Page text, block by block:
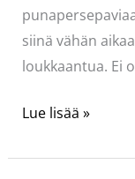
siinä vähän
loukkaantua. Ei
Vaihteeksi
Lue lisää »